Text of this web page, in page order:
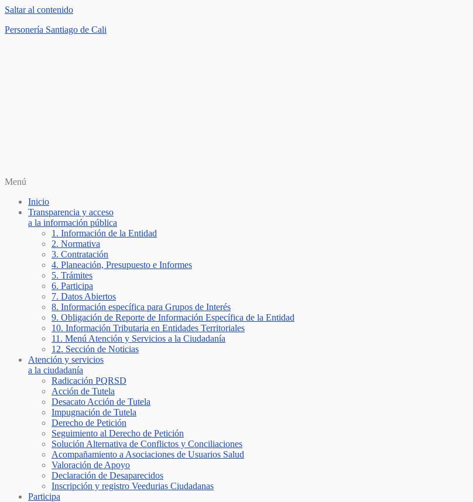
Saltar al contenido
Personería Santiago de Cali
Menú
Inicio
Transparencia y acceso
a la información pública
1. Información de la Entidad
2. Normativa
3. Contratación
4. Planeación, Presupuesto e Informes
5. Trámites
6. Participa
7. Datos Abiertos
8. Información específica para Grupos de Interés
9. Obligación de Reporte de Información Específica de la Entidad
10. Información Tributaria en Entidades Territoriales
11. Menú Atención y Servicios a la Ciudadanía
12. Sección de Noticias
Atención y servicios
a la ciudadanía
Radicación PQRSD
Acción de Tutela
Desacato Acción de Tutela
Impugnación de Tutela
Derecho de Petición
Seguimiento al Derecho de Petición
Solución Alternativa de Conflictos y Conciliaciones
Acompañamiento a Asociaciones de Usuarios Salud
Valoración de Apoyo
Declaración de Desaparecidos
Inscripción y registro Veedurias Ciudadanas
Participa